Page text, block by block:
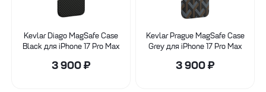
Kevlar Diago MagSafe Case
Black для iPhone 17 Pro Max
3 900₽
Kevlar Prague MagSafe Case
Grey для iPhone 17 Pro Max
3 900₽